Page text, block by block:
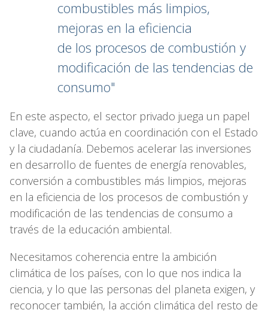
combustibles más limpios,
mejoras en la eficiencia
de los procesos de combustión y
modificación de las tendencias de
consumo"
En este aspecto, el sector privado juega un papel
clave, cuando actúa en coordinación con el Estado
y la ciudadanía. Debemos acelerar las inversiones
en desarrollo de fuentes de energía renovables,
conversión a combustibles más limpios, mejoras
en la eficiencia de los procesos de combustión y
modificación de las tendencias de consumo a
través de la educación ambiental.
Necesitamos coherencia entre la ambición
climática de los países, con lo que nos indica la
ciencia, y lo que las personas del planeta exigen, y
reconocer también, la acción climática del resto de